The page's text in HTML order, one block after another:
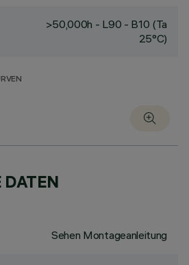
>50,000h - L90 - B10 (Ta
25°C)
DATEN
Sehen Montageanleitung